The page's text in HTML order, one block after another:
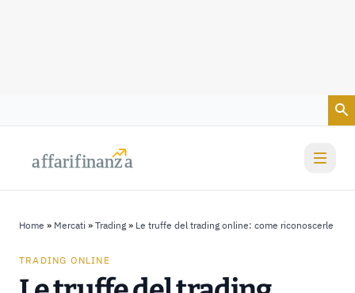
affarifinanza
affarifinanza
Home » Mercati » Trading » Le truffe del trading online: come riconoscerle
TRADING ONLINE